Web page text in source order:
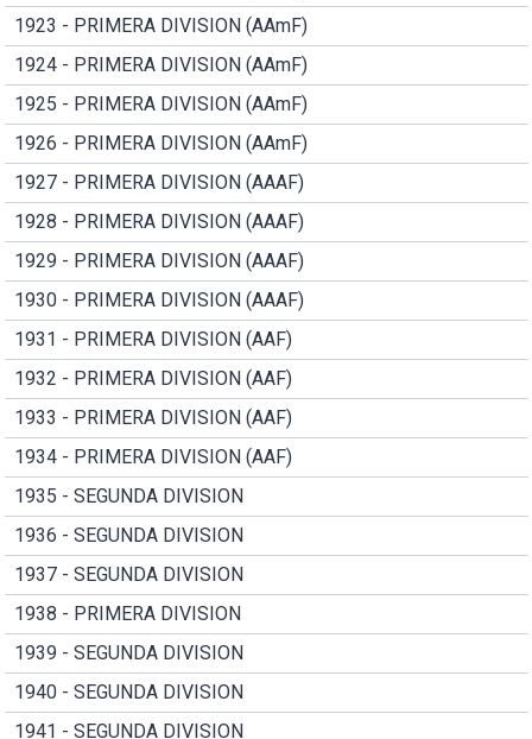
1923 - PRIMERA DIVISION (AAmF)
1924 - PRIMERA DIVISION (AAmF)
1925 - PRIMERA DIVISION (AAmF)
1926 - PRIMERA DIVISION (AAmF)
1927 - PRIMERA DIVISION (AAAF)
1928 - PRIMERA DIVISION (AAAF)
1929 - PRIMERA DIVISION (AAAF)
1930 - PRIMERA DIVISION (AAAF)
1931 - PRIMERA DIVISION (AAF)
1932 - PRIMERA DIVISION (AAF)
1933 - PRIMERA DIVISION (AAF)
1934 - PRIMERA DIVISION (AAF)
1935 - SEGUNDA DIVISION
1936 - SEGUNDA DIVISION
1937 - SEGUNDA DIVISION
1938 - PRIMERA DIVISION
1939 - SEGUNDA DIVISION
1940 - SEGUNDA DIVISION
1941 - SEGUNDA DIVISION